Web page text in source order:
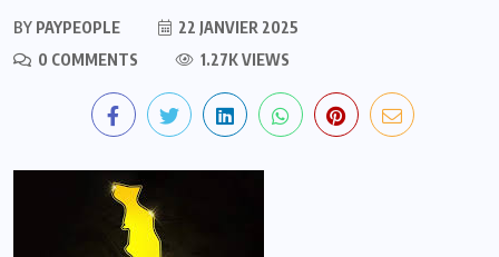
BY PAYPEOPLE
22 JANVIER 2025
0 COMMENTS
1.27K VIEWS